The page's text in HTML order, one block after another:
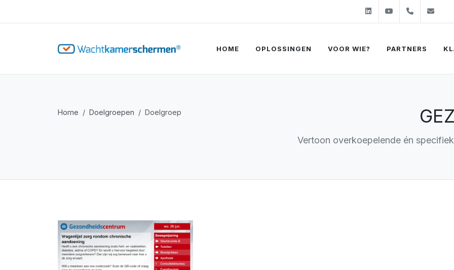
LinkedinYoutube+31
HOME OPLOSSINGEN VOOR WIE? PARTNERS
Vertoon overkoepelende én
Home Doelgroepen Doelgroep